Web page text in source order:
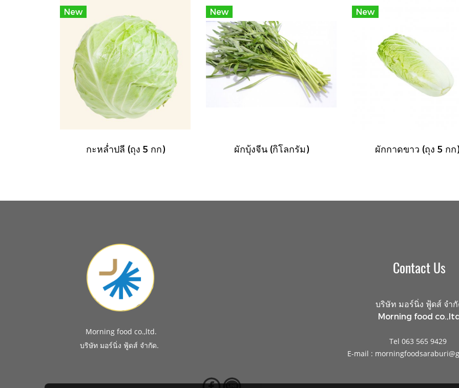
New
กะหล่ำปลี (ถุง 5 กก)
New
ผักบุ้งจีน (กิโลกรัม)
New
ผักกาดขาว (ถุง 5 กก)
Morning food co.,ltd.
บริษัท มอร์นิ่ง ฟู้ดส์ จำกัด
Contact Us
บริษัท มอร์นิ่ง ฟู้ดส์ จำ
Morning food
Tel 063 565 9429
E-mail :